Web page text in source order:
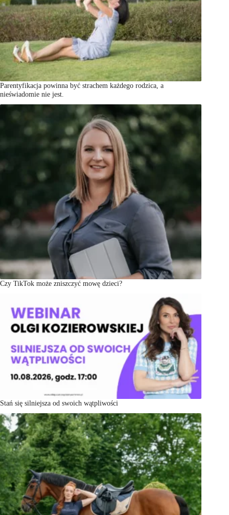
Parentyfikacja powinna być strachem każdego rodzica, a
nieświadomie nie jest.
Czy TikTok może zniszczyć mowę dzieci?
Stań się silniejsza od swoich wątpliwości